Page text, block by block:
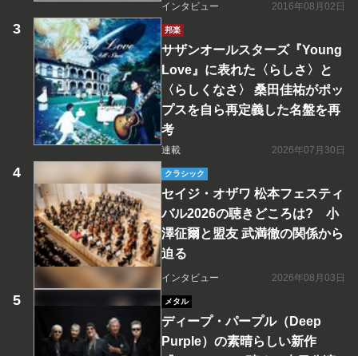
インタビュー 2016年08月02日
邦楽
サザンオールスターズ『Young
Love』に表れた〈らしさ〉と
〈らしくなさ〉 桑田佳祐がポッ
プスを自ら再定義した名盤を再
考
連載 2026年07月30日
クラシック
セイジ・オザワ 松本フェスティ
バル2026の聴きどころは? 小
澤征爾と盟友 武満徹の関係から
迫る
インタビュー 2026年08月03日
メタル
ディープ・パープル（Deep
Purple）の素晴らしい新作